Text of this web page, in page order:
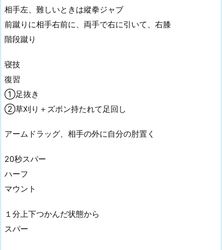
相手左、難しいときは縱拳ジャブ
前蹴りに相手右前に、両手で右に引いて、右膝
階段蹴り
寝技
復習
①足抜き
②草刈り＋ズボン持たれて足回し
アームドラッグ、相手の外に自分の肘置く
20秒スパー
ハーフ
マウント
１分上下つかんだ状態から
スパー